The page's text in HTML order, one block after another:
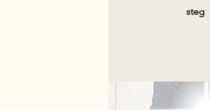
steg